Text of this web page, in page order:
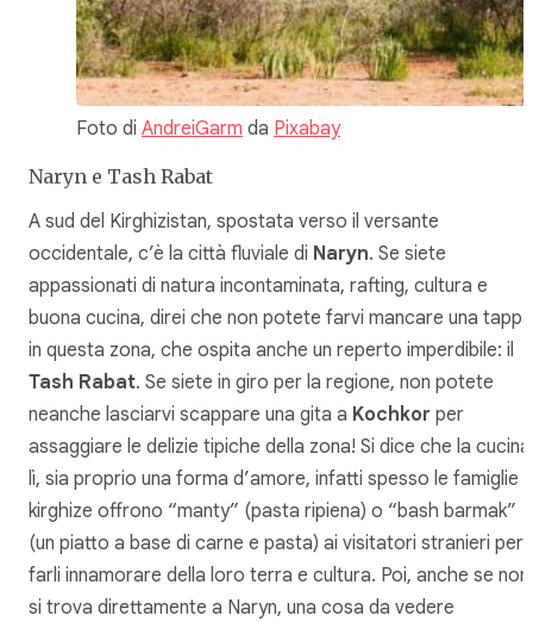
Foto di AndreiGarm da Pixabay
Naryn e Tash Rabat
A sud del Kirghizistan, spostata verso il versante
occidentale, c’è la città fluviale di Naryn. Se siete
appassionati di natura incontaminata, rafting, cultura e
buona cucina, direi che non potete farvi mancare una tappa
in questa zona, che ospita anche un reperto imperdibile: il
Tash Rabat. Se siete in giro per la regione, non potete
neanche lasciarvi scappare una gita a Kochkor per
assaggiare le delizie tipiche della zona! Si dice che la
lì, sia proprio una forma d’amore, infatti spesso le famiglie
kirghize offrono “manty” (pasta ripiena) o “bash barmak”
(un piatto a base di carne e pasta) ai visitatori stranieri per
farli innamorare della loro terra e cultura. Poi, anche se non
si trova direttamente a Naryn, una cosa da vedere